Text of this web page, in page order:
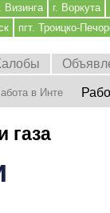
Визинга
г. Воркута
пгт. Троицко-
в Инте
газа